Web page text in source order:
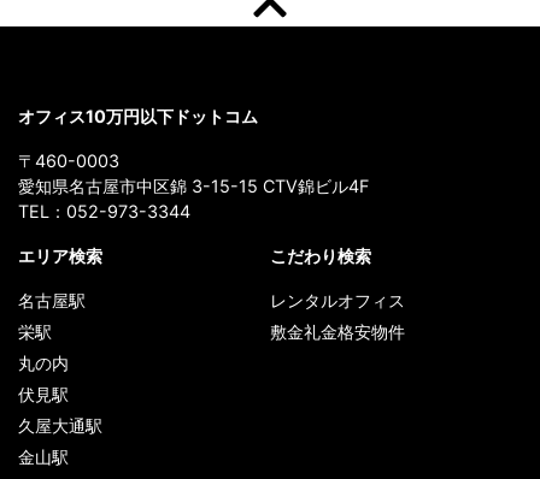
オフィス10万円以下ドットコム
〒460-0003
愛知県名古屋市中区錦 3-15-15 CTV錦ビル4F
TEL： 052-973-3344
エリア検索
名古屋駅
栄駅
丸の内
伏見駅
久屋大通駅
金山駅
こだわり検索
レンタルオフィス
敷金礼金格安物件